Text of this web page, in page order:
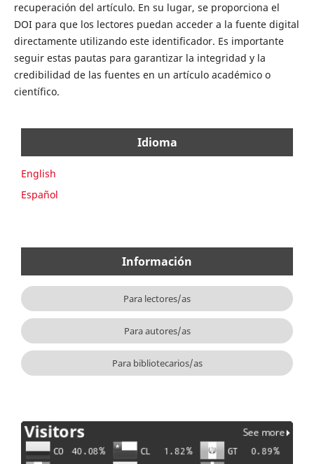
recuperación del artículo. En su lugar, se proporciona el
DOI para que los lectores puedan acceder a la fuente digital
directamente utilizando este identificador. Es importante
seguir estas pautas para garantizar la integridad y la
credibilidad de las fuentes en un artículo académico o
científico.
Idioma
English
Español
Información
Para lectores/as
Para autores/as
Para bibliotecarios/as